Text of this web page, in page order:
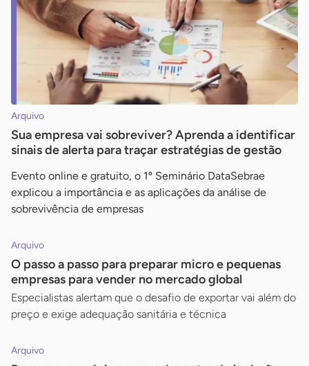
Arquivo
Sua empresa vai sobreviver? Aprenda a identificar
sinais de alerta para traçar estratégias de gestão
Evento online e gratuito, o 1º Seminário DataSebrae
explicou a importância e as aplicações da análise de
sobrevivência de empresas
Arquivo
O passo a passo para preparar micro e pequenas
empresas para vender no mercado global
Especialistas alertam que o desafio de exportar vai além do
preço e exige adequação sanitária e técnica
Arquivo